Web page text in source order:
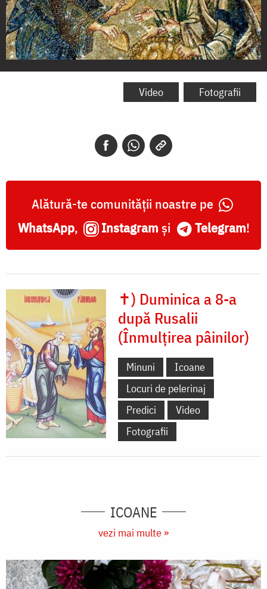
Înmulţirea
Video Fotografii
Alătură-te comunității noastre pe
WhatsApp, Instagram și Telegram!
✝) Duminica a 8-a
după Rusalii
(Înmulțirea pâinilor)
Minuni
Icoane
Locuri de pelerinaj
Predici
Video
Fotografii
ICOANE
vezi mai multe »